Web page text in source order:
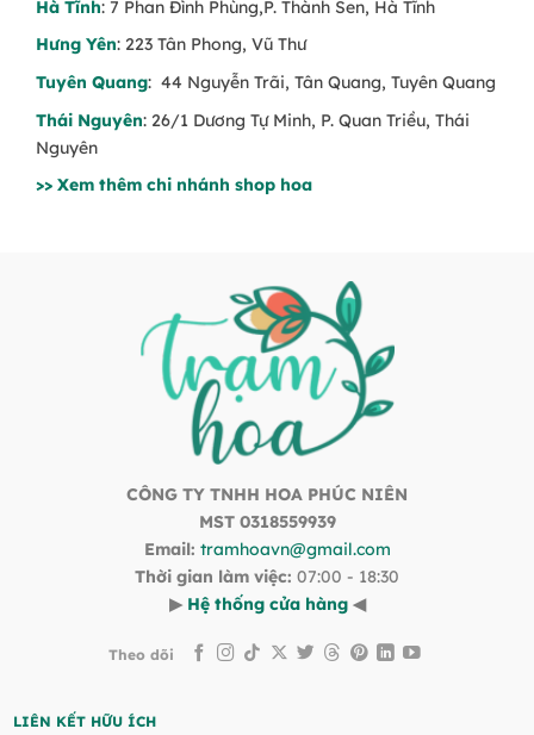
Hà Tĩnh: 7 Phan Đình Phùng,P. Thành Sen, Hà Tĩnh
Hưng Yên: 223 Tân Phong, Vũ Thư
Tuyên Quang: 44 Nguyễn Trãi, Tân Quang, Tuyên Quang
Thái Nguyên: 26/1 Dương Tự Minh, P. Quan Triều, Thái
Nguyên
>> Xem thêm chi nhánh shop hoa
CÔNG TY TNHH HOA PHÚC NIÊN
MST 0318559939
Email: tramhoavn@gmail.com
Thời gian làm việc: 07:00 - 18:30
▶ Hệ thống cửa hàng ◀
Theo dõi
LIÊN KẾT HỮU ÍCH